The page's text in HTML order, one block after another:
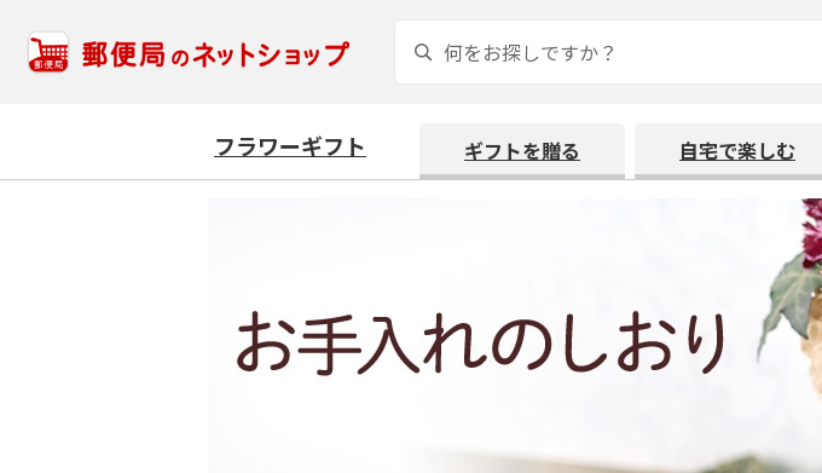
フラワーギフト ギフトを贈る 自宅で楽しむ